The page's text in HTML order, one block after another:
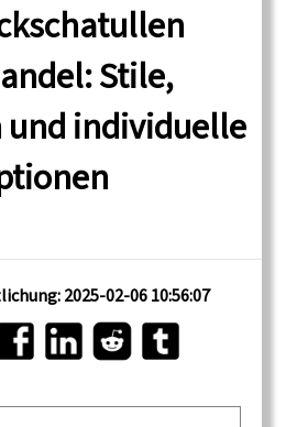
Stile,
individuelle
2025-02-06 10:56:07